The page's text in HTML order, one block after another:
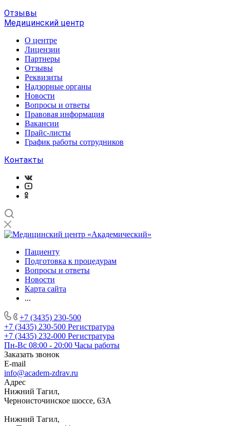
Отзывы
Медицинский центр
О центре
Лицензии
Партнеры
Отзывы
Реквизиты
Надзорные органы
Новости
Вопросы и ответы
Правовая информация
Вакансии
Прайс-листы
График работы сотрудников
Контакты
Пациенту
Подготовка к процедурам
Вопросы и ответы
Новости
Карта сайта
...
+7 (3435) 230-500
+7 (3435) 230-500 Регистратура
+7 (3435) 232-000 Регистратура
Пн-Вс 08:00 - 20:00 Часы работы
Заказать звонок
E-mail
info@academ-zdrav.ru
Адрес
Нижний Тагил,
Черноисточинское шоссе, 63А
Нижний Тагил,